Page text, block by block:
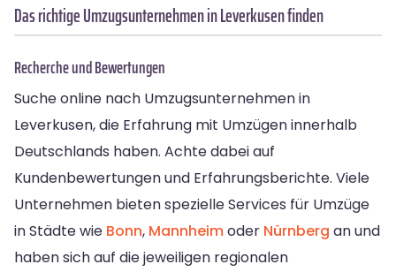
Das richtige Umzugsunternehmen in Leverkusen finden
Recherche und Bewertungen
Suche online nach Umzugsunternehmen in
Leverkusen, die Erfahrung mit Umzügen innerhalb
Deutschlands haben. Achte dabei auf
Kundenbewertungen und Erfahrungsberichte. Viele
Unternehmen bieten spezielle Services für Umzüge
in Städte wie Bonn, Mannheimoder Nürnberg an und
haben sich auf die jeweiligen regionalen